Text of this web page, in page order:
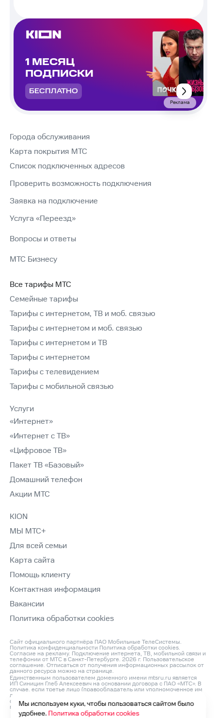
1 МЕСЯЦ
ПОДПИСКИ
БЕСПЛАТНО
Реклама
Города обслуживания
Карта покрытия МТС
Список подключенных адресов
Проверить возможность подключения
Заявка на подключение
Услуга «Переезд»
Вопросы и ответы
МТС Бизнесу
Все тарифы МТС
Семейные тарифы
Тарифы с интернетом, ТВ и моб. связью
Тарифы с интернетом и моб. связью
Тарифы с интернетом и ТВ
Тарифы с интернетом
Тарифы с телевидением
Тарифы с мобильной связью
Услуги
«Интернет»
«Интернет с ТВ»
«Цифровое ТВ»
Пакет ТВ «Базовый»
Домашний телефон
Акции МТС
KION
МЫ МТС+
Для всей семьи
Карта сайта
Помощь клиенту
Контактная информация
Вакансии
Политика обработки cookies
Сайт официального партнёра ПАО Мобильные ТелеСистемы.
Политика конфиденциальности Политика обработки cookies.
Согласие на рекламу. Подключение интернета, ТВ, мобильной связи и
телефонии от МТС в Санкт-Петербурге. 2026 г. Пользовательское
соглашение. Отписаться от получения информационных рассылок от
данного ресурса можно на странице.
Единственным пользователем доменного имени mtsru.ru является
ИП Синицин Глеб Алексеевич на основании договора с ПАО «МТС». В
случае, если третье лицо (правообладатель или уполномоченное им
лицо) считает, что его права на объект интеллектуальной
собственности нарушаются, он может направить претензию
по адресу: ИП Синицин Глеб Алексеевич, ОГРНИП: 312760420200042,
ИНН: 760411045260, Юр. Адрес 150046, Россия, Ярославль г,
Мы используем куки, чтобы пользоваться сайтом было
удобнее. Политика обработки cookies